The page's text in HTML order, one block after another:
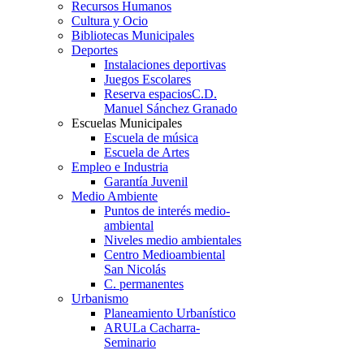
Recursos Humanos
Cultura y Ocio
Bibliotecas Municipales
Deportes
Instalaciones deportivas
Juegos Escolares
Reserva espaciosC.D.
Manuel Sánchez Granado
Escuelas Municipales
Escuela de música
Escuela de Artes
Empleo e Industria
Garantía Juvenil
Medio Ambiente
Puntos de interés medio-
ambiental
Niveles medio ambientales
Centro Medioambiental
San Nicolás
C. permanentes
Urbanismo
Planeamiento Urbanístico
ARULa Cacharra-
Seminario